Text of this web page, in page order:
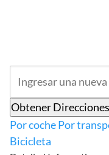
Obtener Direcciones
Por cochePor
Bicicleta